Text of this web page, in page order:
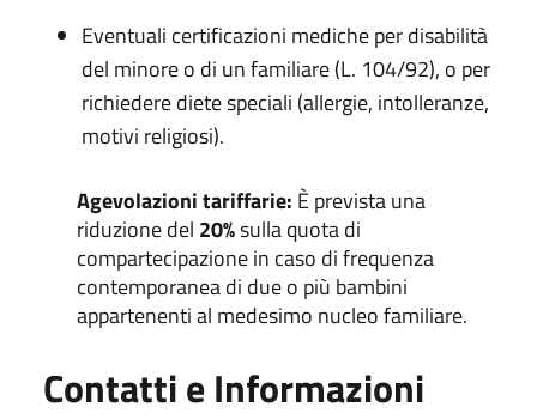
Eventuali certificazioni mediche per disabilità
del minore o di un familiare (L. 104/92), o per
richiedere diete speciali (allergie, intolleranze,
motivi religiosi).
Agevolazioni tariffarie: È prevista una
riduzione del 20%sulla quota di
compartecipazione in caso di frequenza
contemporanea di due o più bambini
appartenenti al medesimo nucleo familiare.
Contatti e Informazioni